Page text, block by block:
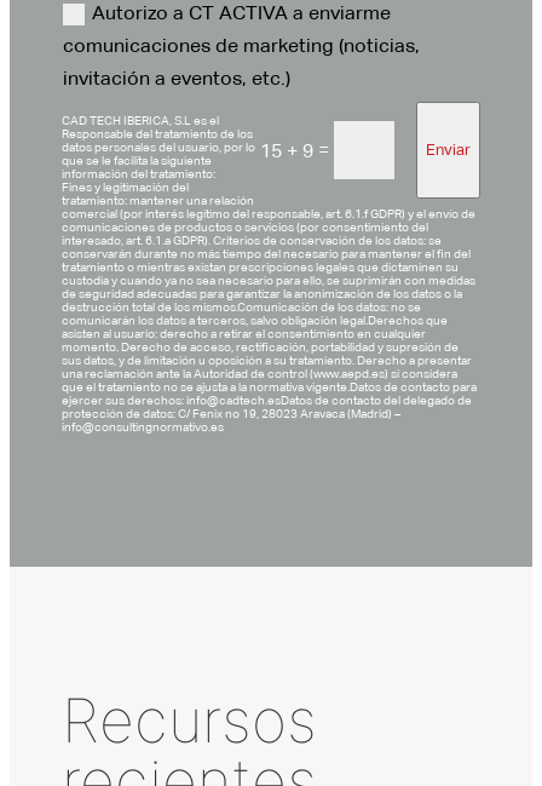
Autorizo a CT ACTIVA a enviarme
comunicaciones de marketing (noticias,
invitación a eventos, etc.)
15 + 9= Enviar
CAD TECH IBERICA, S.L es el
Responsable del tratamiento de los
datos personales del usuario, por lo
que se le facilita la siguiente
información del tratamiento:
Fines y legitimación del
tratamiento: mantener una relación
comercial (por interés legítimo del responsable, art. 6.1.f GDPR) y el envío de
comunicaciones de productos o servicios (por consentimiento del
interesado, art. 6.1.a GDPR). Criterios de conservación de los datos: se
conservarán durante no más tiempo del necesario para mantener el fin del
tratamiento o mientras existan prescripciones legales que dictaminen su
custodia y cuando ya no sea necesario para ello, se suprimirán con medidas
de seguridad adecuadas para garantizar la anonimización de los datos o la
destrucción total de los mismos.Comunicación de los datos: no se
comunicarán los datos a terceros, salvo obligación legal.Derechos que
asisten al usuario: derecho a retirar el consentimiento en cualquier
momento. Derecho de acceso, rectificación, portabilidad y supresión de
sus datos, y de limitación u oposición a su tratamiento. Derecho a presentar
una reclamación ante la Autoridad de control (www.aepd.es) si considera
que el tratamiento no se ajusta a la normativa vigente.Datos de contacto para
ejercer sus derechos: info@cadtech.esDatos de contacto del delegado de
protección de datos: C/ Fenix no 19, 28023 Aravaca (Madrid) –
info@consultingnormativo.es
Recursos